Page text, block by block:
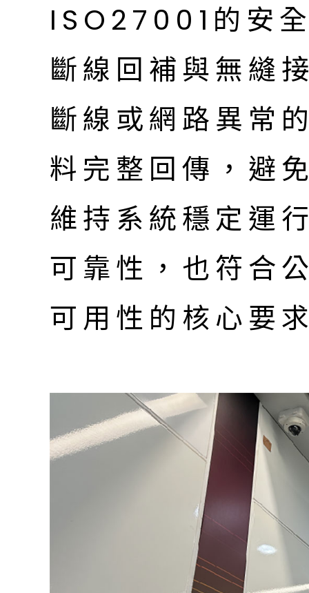
ISO27001的安
斷線回補與無縫
斷線或網路異常
料完整回傳，避
維持系統穩定運
可靠性，也符合
可用性的核心要